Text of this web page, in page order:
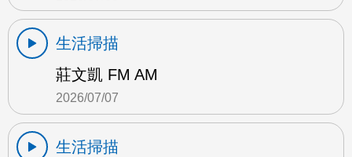
生活掃描
莊文凱 FM AM
2026/07/07
生活掃描